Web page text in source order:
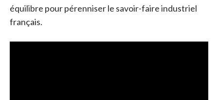
équilibre pour pérenniser le savoir-faire industriel
français.